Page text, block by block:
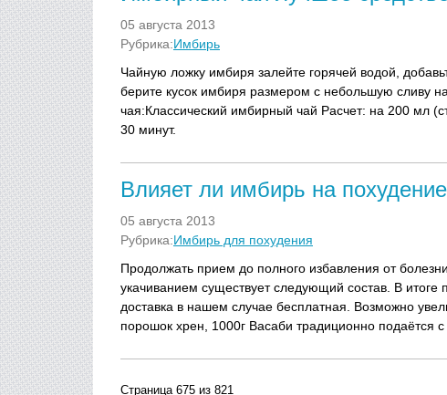
05 августа 2013
Рубрика:Имбирь
Чайную ложку имбиря залейте горячей водой,
берите кусок имбиря размером с небольшую сливу
чая:Классический имбирный чай Расчет: на 200 мл
30 минут.
Влияет ли имбирь на похудение
05 августа 2013
Рубрика:Имбирь для похудения
Продолжать прием до полного избавления от
укачиванием существует следующий состав. В итоге
доставка в нашем случае бесплатная. Возможно
порошок хрен, 1000г Васаби традиционно подаётся с
Страница 675 из 821